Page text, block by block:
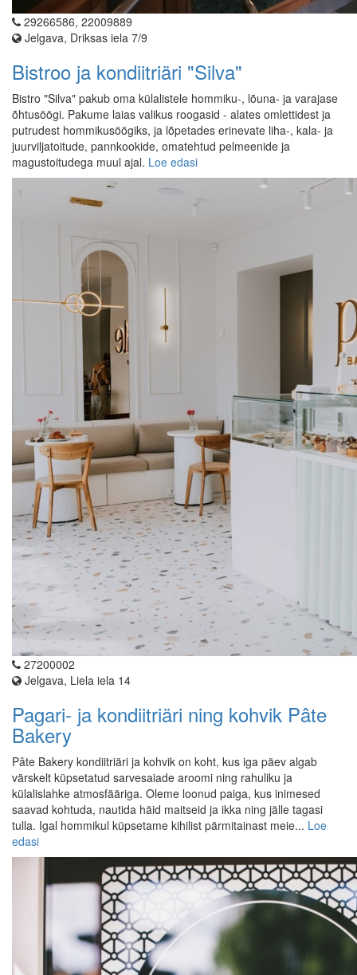
29266586, 22009889
Jelgava, Driksas iela 7/9
Bistroo ja kondiitriäri "Silva"
Bistro "Silva" pakub oma külalistele hommiku-, lõuna- ja varajase
õhtusöögi. Pakume laias valikus roogasid - alates omlettidest ja
putrudest hommikusöögiks, ja lõpetades erinevate liha-, kala- ja
juurviljatoitude, pannkookide, omatehtud pelmeenide ja
magustoitudega muul ajal. Loe edasi
27200002
Jelgava, Liela iela 14
Pagari- ja kondiitriäri ning kohvik Pâte
Bakery
Pâte Bakery kondiitriäri ja kohvik on koht, kus iga päev algab
värskelt küpsetatud sarvesaiade aroomi ning rahuliku ja
külalislahke atmosfääriga. Oleme loonud paiga, kus inimesed
saavad kohtuda, nautida häid maitseid ja ikka ning jälle tagasi
tulla. Igal hommikul küpsetame kihilist pärmitainast meie... Loe
edasi